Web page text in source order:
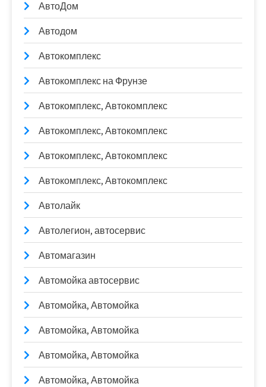
АвтоДом
Автодом
Автокомплекс
Автокомплекс на Фрунзе
Автокомплекс, Автокомплекс
Автокомплекс, Автокомплекс
Автокомплекс, Автокомплекс
Автокомплекс, Автокомплекс
Автолайк
Автолегион, автосервис
Автомагазин
Автомойка автосервис
Автомойка, Автомойка
Автомойка, Автомойка
Автомойка, Автомойка
Автомойка, Автомойка